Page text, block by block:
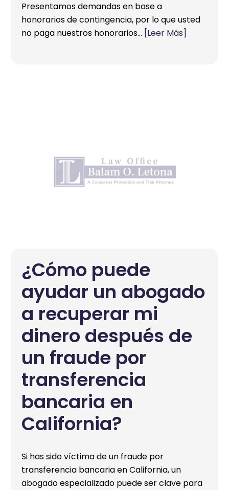
Presentamos demandas en base a
honorarios de contingencia, por lo que usted
no paga nuestros honorarios… [Leer Más]
¿Cómo puede
ayudar un abogado
a recuperar mi
dinero después de
un fraude por
transferencia
bancaria en
California?
Si has sido víctima de un fraude por
transferencia bancaria en California, un
abogado especializado puede ser clave para